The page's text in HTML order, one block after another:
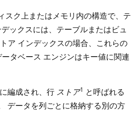
スク上またはメモリ内の構造で、テ
ックスには、テーブルまたはビュ
ア インデックスの場合、これらの
タベース エンジンはキー値に関連
編成され、行 ストア1 と呼ばれる
データを列ごとに格納する別の方